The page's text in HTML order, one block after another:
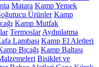
Matara Kamp Yemek
Ürünler Kamp
Kamp Mutfak
Termoslar Aydınlatma
Lambası Kamp El Aletleri
Bıçağı Kamp Baltası
Bisiklet ve